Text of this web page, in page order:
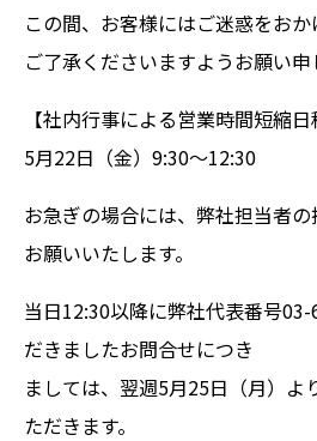
この間、お客様にはご迷惑をお
ご了承くださいますようお願い申
【社内行事による営業時間短縮日
5月22日（金）9:30～12:30
お急ぎの場合には、弊社担当者
お願いいたします。
当日12:30以降に弊社代表番号
だきましたお問合せにつき
ましては、翌週5月25日（月）よ
ただきます。